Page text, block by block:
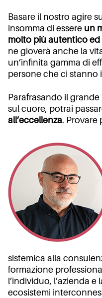
Basare il nostro agire
insomma di essere un
molto più autentico ed
ne gioverà anche la
un’infinita gamma di
persone che ci stanno
Parafrasando il grande
sul cuore, potrai
all’eccellenza. Provare
sistemica alla
formazione
l’individuo, l’azienda
ecosistemi